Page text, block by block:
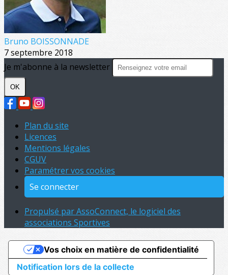
Bruno BOISSONNADE
7 septembre 2018
Je m'abonne à la newsletter
OK
Plan du site
Licences
Mentions légales
CGUV
Paramétrer vos cookies
Se connecter
Propulsé par AssoConnect, le logiciel des
associations Sportives
Notification lors de la collecte
Vos choix en matière de confidentialité